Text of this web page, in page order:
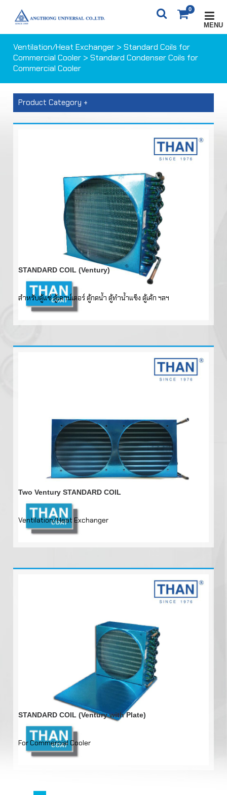
X
0
0ITEM(S)
MENU
Ventilation/Heat Exchanger >Standard Coils for
Commercial Cooler > Standard Condenser Coils for
Commercial Cooler
Product Category +
STANDARD COIL (Ventury)
สำหรับตู้แช่ ตู้เคาน์เตอร์ ตู้กดน้ำ ตู้ทำน้ำแข็ง ตู้เค้ก ฯลฯ
Two Ventury STANDARD COIL
Ventilation/Heat Exchanger
STANDARD COIL (Ventury with Plate)
For Commercial Cooler